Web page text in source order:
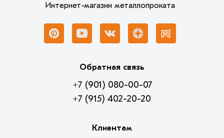
Интернет-магазин металлопроката
Обратная связь
+7 (901) 080-00-07
+7 (915) 402-20-20
Клиентам